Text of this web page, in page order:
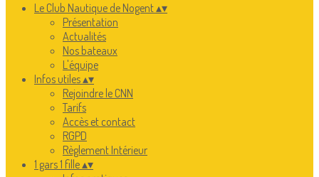
Le Club Nautique de Nogent▴▾
Présentation
Actualités
Nos bateaux
L'équipe
Infos utiles▴▾
Rejoindre le CNN
Tarifs
Accès et contact
RGPD
Règlement Intérieur
1 gars 1 fille▴▾